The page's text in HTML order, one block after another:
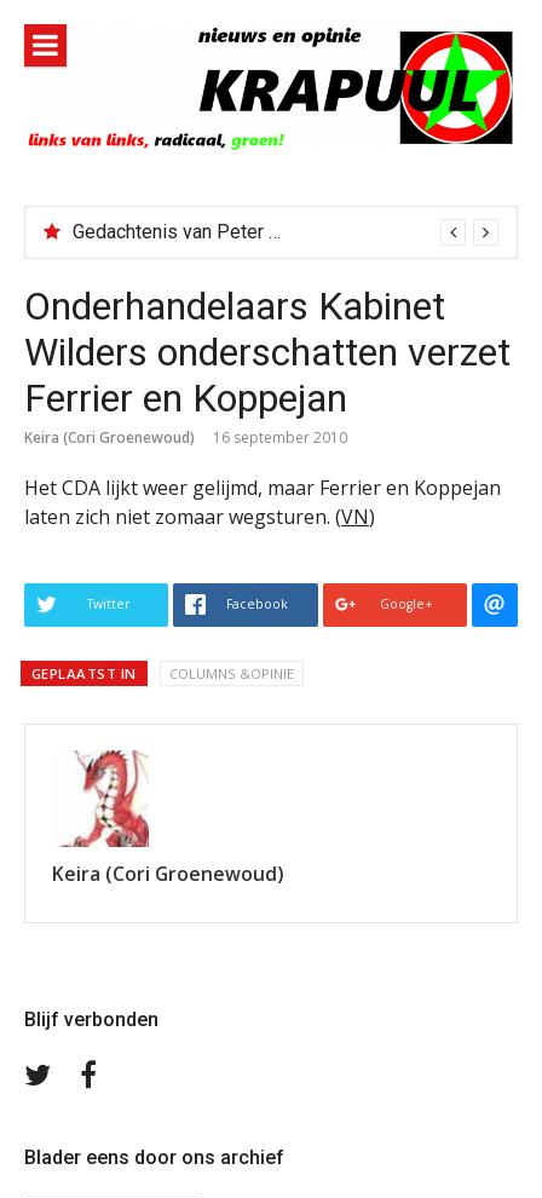
inhoud
Gedachtenis van Peter Faber
Onderhandelaars Kabinet
Wilders onderschatten verzet
Ferrier en Koppejan
Keira (Cori Groenewoud) 16 september 2010
Het CDA lijkt weer gelijmd, maar Ferrier en Koppejan
laten zich niet zomaar wegsturen. (VN)
Twitter Facebook Google+
GEPLAATST IN COLUMNS &OPINIE
Keira (Cori Groenewoud)
Blijf verbonden
Volg
Blader eens door ons archief